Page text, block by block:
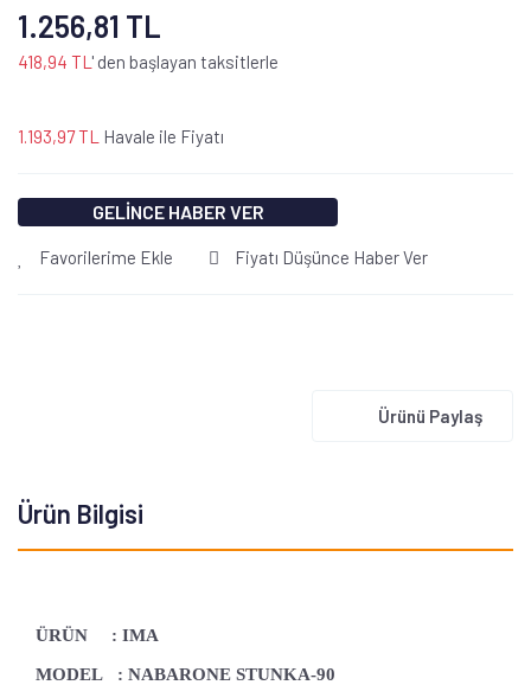
1.256,81 TL
418,94 TL ' den başlayan taksitlerle
1.193,97 TL Havale ile Fiyatı
GELİNCE HABER VER
Favorilerime Ekle Fiyatı Düşünce Haber Ver
Ürünü Paylaş
Ürün Bilgisi
ÜRÜN : IMA
MODEL : NABARONE STUNKA-90